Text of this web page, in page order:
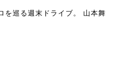
巡る週末ドライブ。 山本舞